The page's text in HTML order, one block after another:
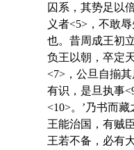
囚系，其势足以
义者<5>，不敢
也。昔周成王初
负王以朝，卒定
<7>，公旦自揃
有识，是旦执事
<10>。’乃书而
王能治国，有贼
王若不备，必有